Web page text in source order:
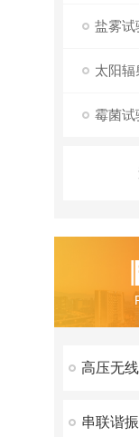
盐雾试
太阳辐
霉菌试